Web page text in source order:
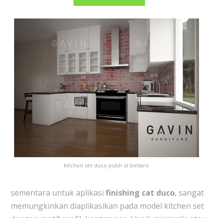
kitchen set duco putih di bintaro
sementara untuk aplikasi finishing cat duco, sangat
memungkinkan diaplikasikan pada model kitchen set